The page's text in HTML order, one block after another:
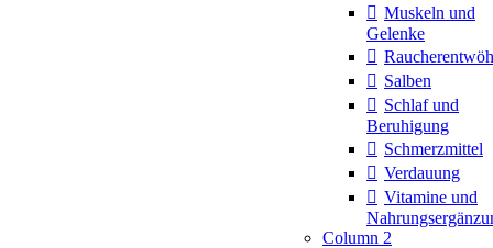
Muskeln und
Gelenke
Salben
Schlaf und
Beruhigung
Schmerzmittel
Verdauung
Vitamine und
Column 2